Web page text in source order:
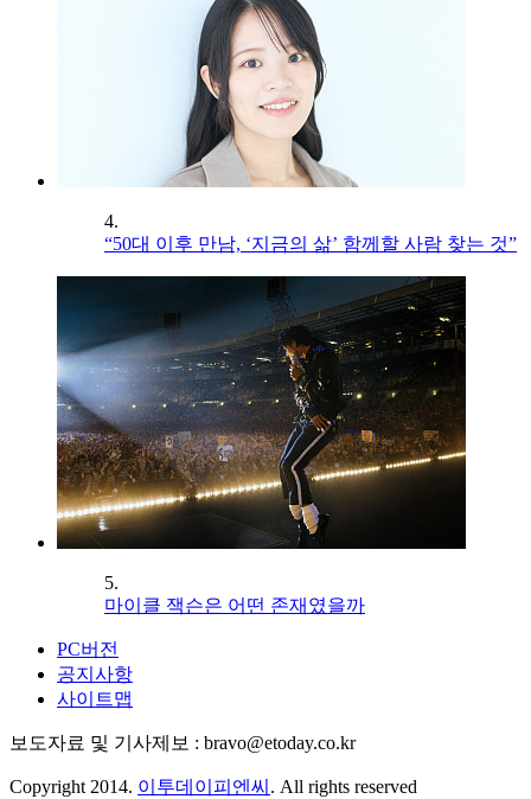
4.
“50대 이후 만남, ‘지금의 삶’ 함께할 사람 찾는 것”
5.
마이클 잭슨은 어떤 존재였을까
PC버전
공지사항
사이트맵
보도자료 및 기사제보 : bravo@etoday.co.kr
Copyright 2014. 이투데이피엔씨 . All rights reserved